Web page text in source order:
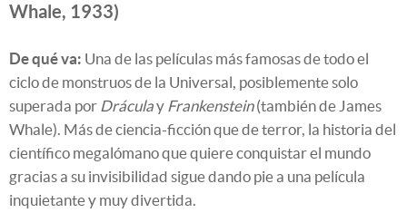
Whale, 1933)
De qué va: Una de las películas más famosas de todo el
ciclo de monstruos de la Universal, posiblemente solo
superada por Dráculay Frankenstein(también de James
Whale). Más de ciencia-ficción que de terror, la historia del
científico megalómano que quiere conquistar el mundo
gracias a su invisibilidad sigue dando pie a una película
inquietante y muy divertida.